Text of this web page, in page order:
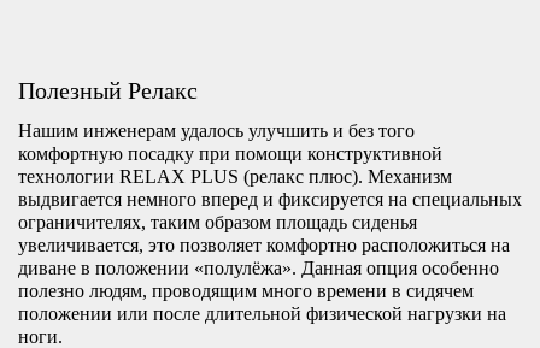
Полезный Релакс
Нашим инженерам удалось улучшить и без того
комфортную посадку при помощи конструктивной
технологии RELAX PLUS (релакс плюс). Механизм
выдвигается немного вперед и фиксируется на специальных
ограничителях, таким образом площадь сиденья
увеличивается, это позволяет комфортно расположиться на
диване в положении «полулёжа». Данная опция особенно
полезно людям, проводящим много времени в сидячем
положении или после длительной физической нагрузки на
ноги.